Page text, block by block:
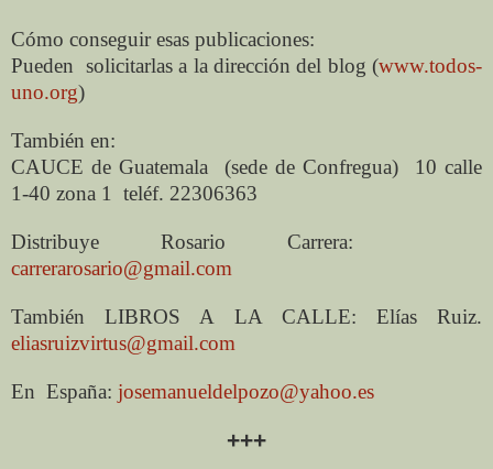
Cómo conseguir esas publicaciones:
Pueden solicitarlas a la dirección del blog (www.todos-
uno.org)
También en:
CAUCE de Guatemala
(sede de Confregua)
10 calle
1-40 zona 1
teléf. 22306363
Distribuye Rosario Carrera:
carrerarosario@gmail.com
También LIBROS A LA CALLE: Elías Ruiz.
eliasruizvirtus@gmail.com
En España: josemanueldelpozo@yahoo.es
+++